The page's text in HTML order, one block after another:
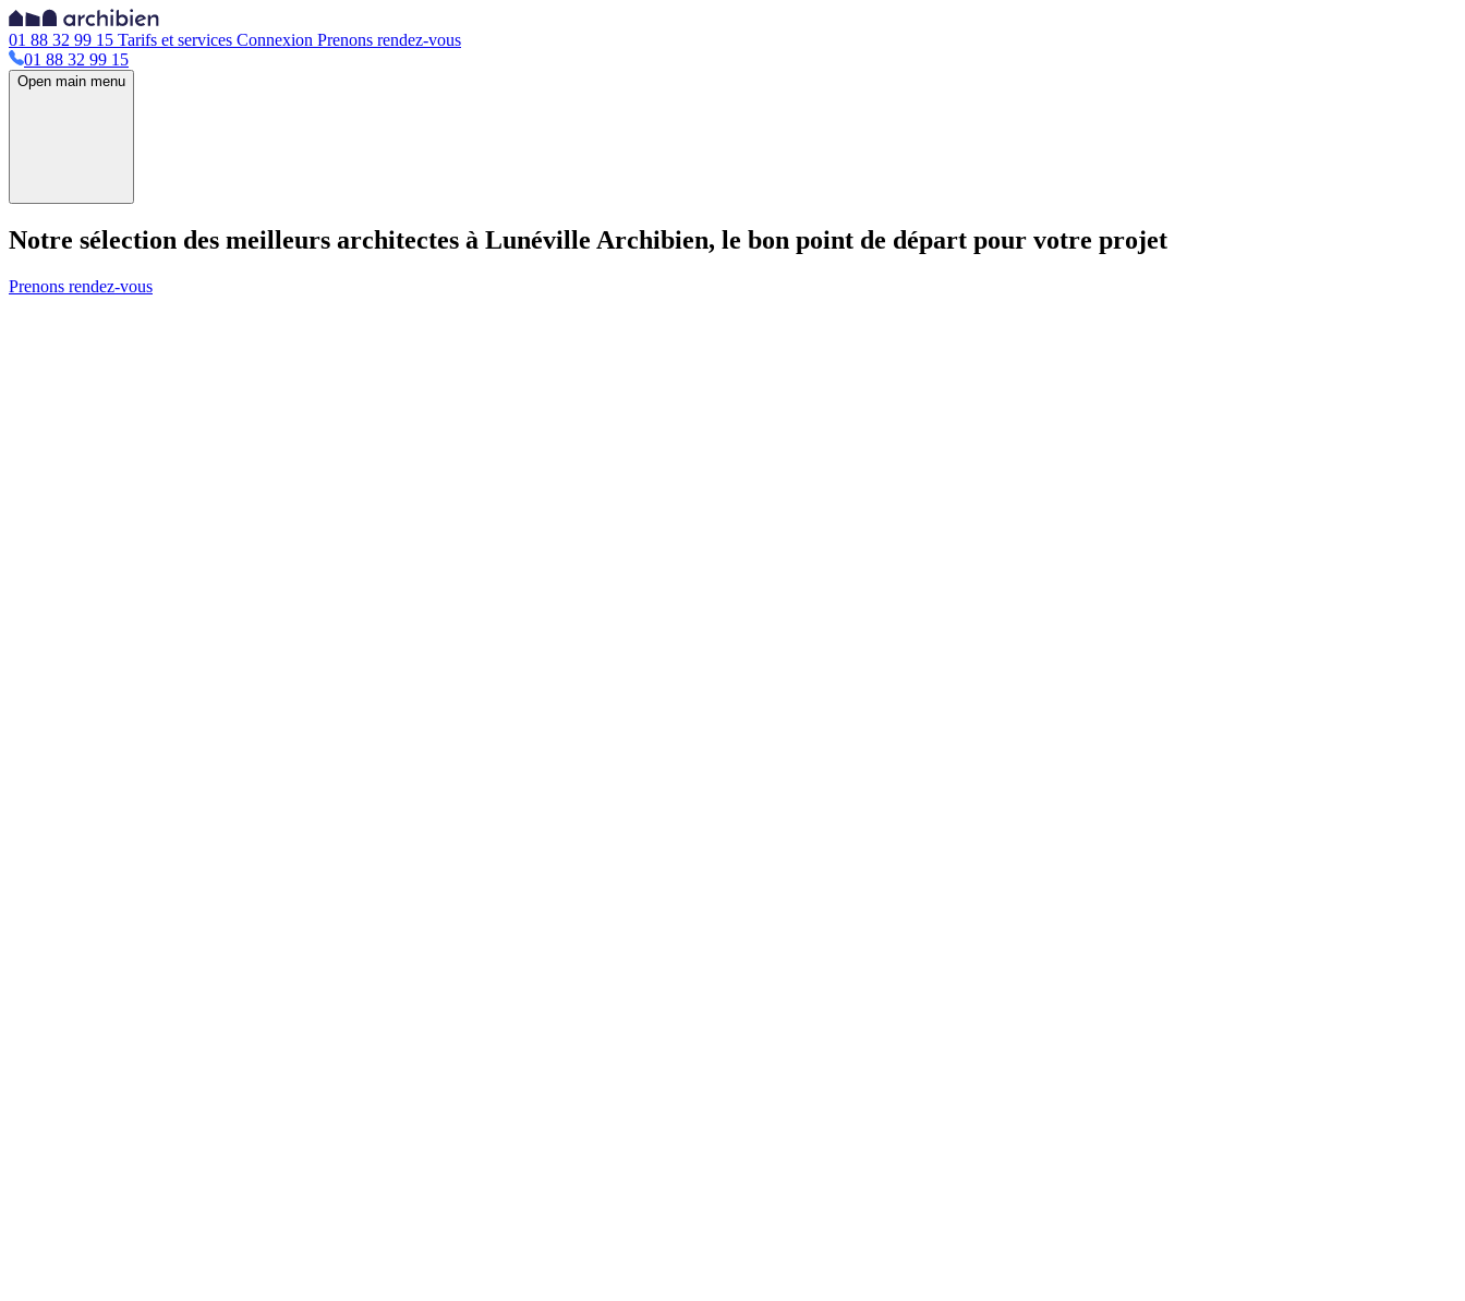
01 88 32 99 15 Tarifs et services Connexion Prenons rendez-vous
01 88 32 99 15
Open main menu
Notre sélection des meilleurs architectes à Lunéville Archibien, le bon point de départ pour votre projet
Prenons rendez-vous